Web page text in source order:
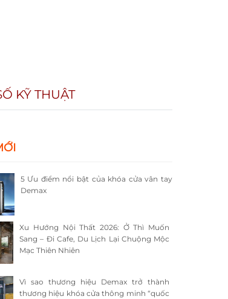
KỸ THUẬT
5 Ưu điểm nổi bật của khóa cửa vân tay
Demax
Xu Hướng Nội Thất 2026: Ở Thì Muốn
Sang – Đi Cafe, Du Lịch Lại Chuộng Mộc
Mạc Thiên Nhiên
Vì sao thương hiệu Demax trở thành
thương hiệu khóa cửa thông minh “quốc